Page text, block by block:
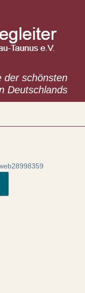
der schönsten
Deutschlands